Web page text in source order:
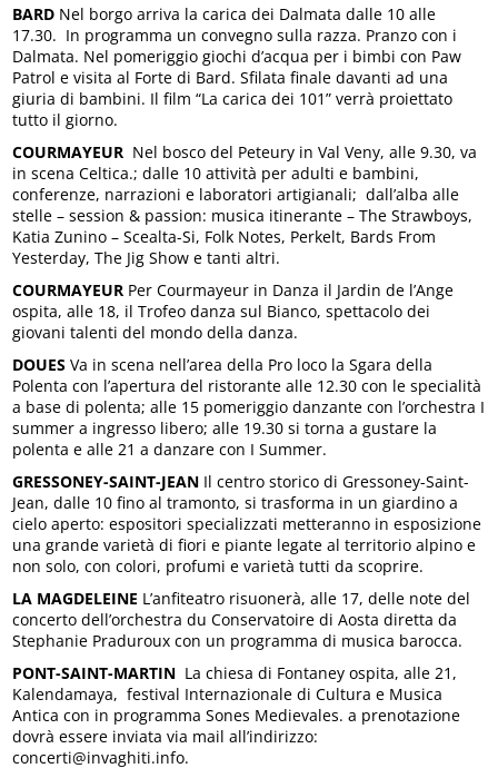
BARD Nel borgo arriva la carica dei Dalmata dalle 10 alle
17.30. In programma un convegno sulla razza. Pranzo con i
Dalmata. Nel pomeriggio giochi d’acqua per i bimbi con Paw
Patrol e visita al Forte di Bard. Sfilata finale davanti ad una
giuria di bambini. Il film “La carica dei 101” verrà proiettato
tutto il giorno.
COURMAYEUR Nel bosco del Peteury in Val Veny, alle 9.30, va
in scena Celtica.; dalle 10 attività per adulti e bambini,
conferenze, narrazioni e laboratori artigianali; dall’alba alle
stelle – session & passion: musica itinerante – The Strawboys,
Katia Zunino – Scealta-Si, Folk Notes, Perkelt, Bards From
Yesterday, The Jig Show e tanti altri.
COURMAYEUR Per Courmayeur in Danza il Jardin de l’Ange
ospita, alle 18, il Trofeo danza sul Bianco, spettacolo dei
giovani talenti del mondo della danza.
DOUES Va in scena nell’area della Pro loco la Sgara della
Polenta con l’apertura del ristorante alle 12.30 con le specialità
a base di polenta; alle 15 pomeriggio danzante con l’orchestra I
summer a ingresso libero; alle 19.30 si torna a gustare la
polenta e alle 21 a danzare con I Summer.
GRESSONEY-SAINT-JEAN Il centro storico di Gressoney-Saint-
Jean, dalle 10 fino al tramonto, si trasforma in un giardino a
cielo aperto: espositori specializzati metteranno in esposizione
una grande varietà di fiori e piante legate al territorio alpino e
non solo, con colori, profumi e varietà tutti da scoprire.
LA MAGDELEINE L’anfiteatro risuonerà, alle 17, delle note del
concerto dell’orchestra du Conservatoire di Aosta diretta da
Stephanie Praduroux con un programma di musica barocca.
PONT-SAINT-MARTIN La chiesa di Fontaney ospita, alle 21,
Kalendamaya, festival Internazionale di Cultura e Musica
Antica con in programma Sones Medievales. a prenotazione
dovrà essere inviata via mail all’indirizzo:
concerti@invaghiti.info.